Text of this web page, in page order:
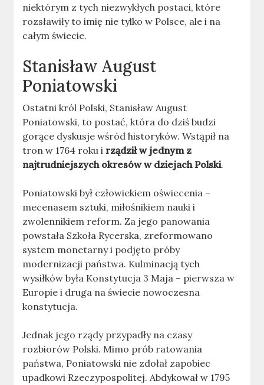
niektórym z tych niezwykłych postaci, które
rozsławiły to imię nie tylko w Polsce, ale i na
całym świecie.
Stanisław August
Poniatowski
Ostatni król Polski, Stanisław August
Poniatowski, to postać, która do dziś budzi
gorące dyskusje wśród historyków. Wstąpił na
tron w 1764 roku i rządził w jednym z
najtrudniejszych okresów w dziejach Polski.
Poniatowski był człowiekiem oświecenia –
mecenasem sztuki, miłośnikiem nauki i
zwolennikiem reform. Za jego panowania
powstała Szkoła Rycerska, zreformowano
system monetarny i podjęto próby
modernizacji państwa. Kulminacją tych
wysiłków była Konstytucja 3 Maja – pierwsza w
Europie i druga na świecie nowoczesna
konstytucja.
Jednak jego rządy przypadły na czasy
rozbiorów Polski. Mimo prób ratowania
państwa, Poniatowski nie zdołał zapobiec
upadkowi Rzeczypospolitej. Abdykował w 1795